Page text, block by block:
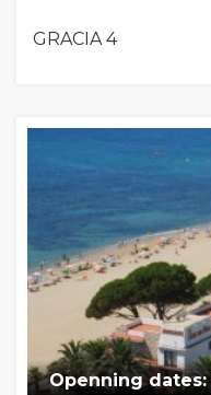
GRACIA 4
Openning dates: